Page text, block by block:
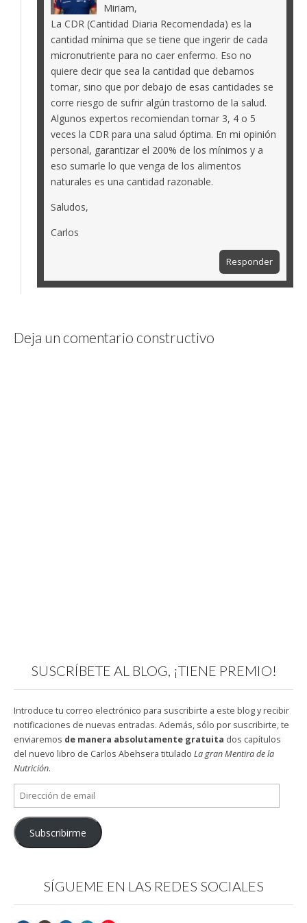
Miriam,
La CDR (Cantidad Diaria Recomendada) es la
cantidad mínima que se tiene que ingerir de cada
micronutriente para no caer enfermo. Eso no
quiere decir que sea la cantidad que debamos
tomar, sino que por debajo de esas cantidades se
corre riesgo de sufrir algún trastorno de la salud.
Algunos expertos recomiendan tomar 3, 4 o 5
veces la CDR para una salud óptima. En mi opinión
personal, garantizar el 200% de los mínimos y a
eso sumarle lo que venga de los alimentos
naturales es una cantidad razonable.
Saludos,
Carlos
Responder
Deja un comentario constructivo
SUSCRÍBETE AL BLOG, ¡TIENE PREMIO!
Introduce tu correo electrónico para suscribirte a este blog y recibir
notificaciones de nuevas entradas. Además, sólo por suscribirte, te
enviaremos de manera absolutamente gratuita dos capítulos
del nuevo libro de Carlos Abehsera titulado La gran Mentira de la
Nutrición.
Dirección
de
email
Subscribirme
SÍGUEME EN LAS REDES SOCIALES